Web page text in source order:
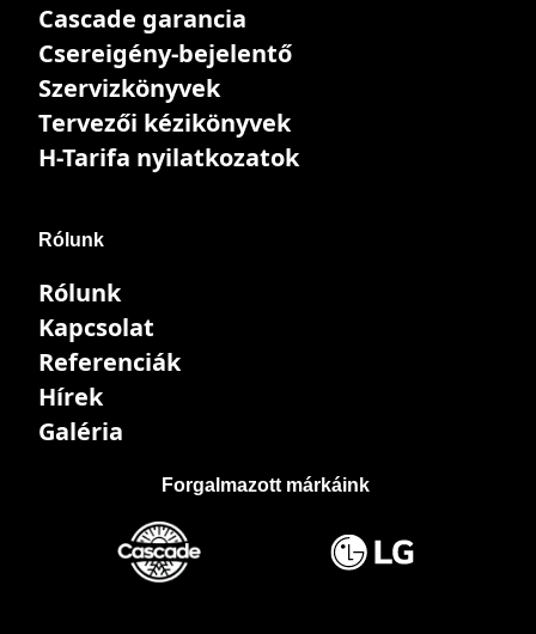
Cascade garancia
Csereigény-bejelentő
Szervizkönyvek
Tervezői kézikönyvek
H-Tarifa nyilatkozatok
Rólunk
Rólunk
Kapcsolat
Referenciák
Hírek
Galéria
Forgalmazott márkáink